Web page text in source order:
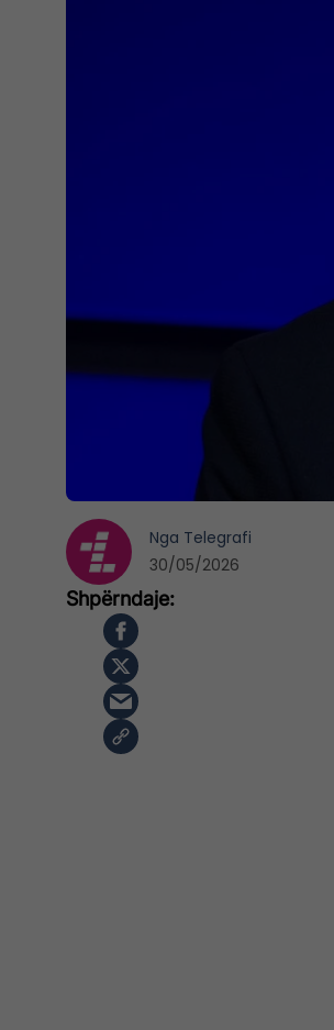
Nga Telegrafi
30/05/2026